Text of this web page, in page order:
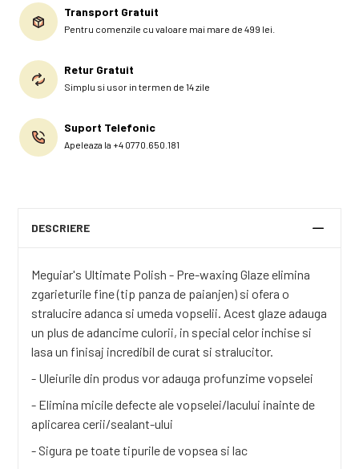
Transport Gratuit
Pentru comenzile cu valoare mai mare de 499 lei.
Retur Gratuit
Simplu si usor in termen de 14 zile
Suport Telefonic
Apeleaza la +4 0770.650.181
DESCRIERE
Meguiar's Ultimate Polish - Pre-waxing Glaze elimina
zgarieturile fine (tip panza de paianjen) si ofera o
stralucire adanca si umeda vopselii. Acest glaze adauga
un plus de adancime culorii, in special celor inchise si
lasa un finisaj incredibil de curat si stralucitor.
- Uleiurile din produs vor adauga profunzime vopselei
- Elimina micile defecte ale vopselei/lacului inainte de
aplicarea cerii/sealant-ului
- Sigura pe toate tipurile de vopsea si lac